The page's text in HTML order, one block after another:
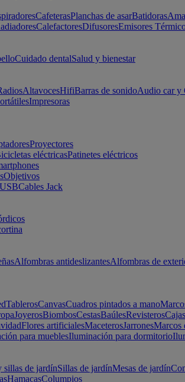
CafeterasPlanchas de asarBatidoras
CalefactoresDifusoresEmisores
Cuidado dentalSalud y bienestar
AltavocesHifiBarras de sonidoAudio car y
Impresoras
Proyectores
eléctricasPatinetes eléctricos
Objetivos
Cables Jack
Alfombras antideslizantesAlfombras de
TablerosCanvasCuadros pintados a mano
JoyerosBiombosCestasBaúlesRevisterosCajas
Flores artificialesMaceterosJarronesMarcos
para mueblesIluminación para dormitorio
sillas de jardínSillas de jardínMesas de jardín
HamacasColumpios